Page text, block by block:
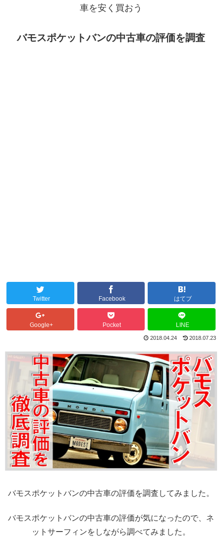
車を安く買おう
バモスポケットバンの中古車の評価を調査
Twitter Facebook はてブ
Google+ Pocket LINE
2018.04.24 2018.07.23
バモスポケットバンの中古車の評価を調査してみました。
バモスポケットバンの中古車の評価が気になったので、ネ
ットサーフィンをしながら調べてみました。